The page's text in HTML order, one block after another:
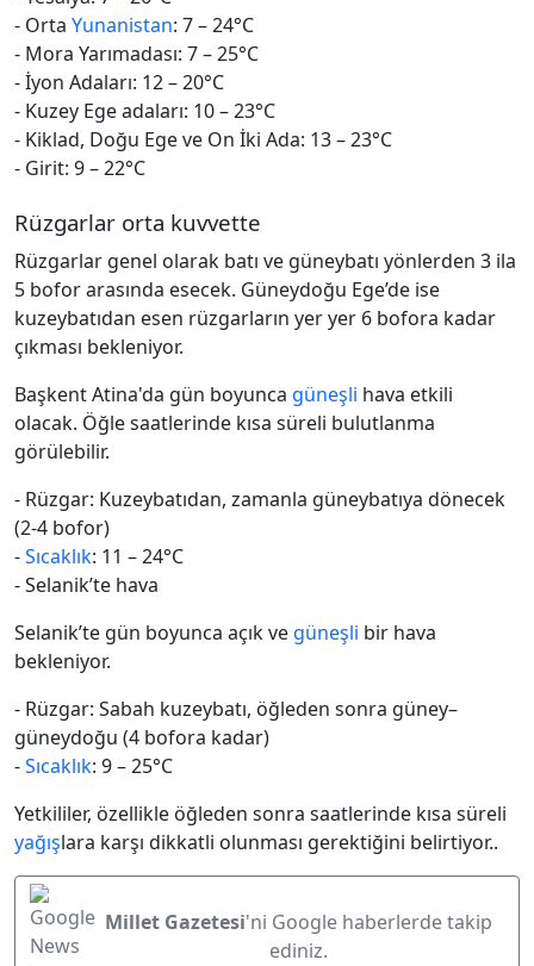
- Orta Yunanistan: 7 – 24°C
- Mora Yarımadası: 7 – 25°C
- İyon Adaları: 12 – 20°C
- Kuzey Ege adaları: 10 – 23°C
- Kiklad, Doğu Ege ve On İki Ada: 13 – 23°C
- Girit: 9 – 22°C
Rüzgarlar orta kuvvette
Rüzgarlar genel olarak batı ve güneybatı yönlerden 3 ila
5 bofor arasında esecek. Güneydoğu Ege’de ise
kuzeybatıdan esen rüzgarların yer yer 6 bofora kadar
çıkması bekleniyor.
Başkent Atina'da gün boyunca güneşli hava etkili
olacak. Öğle saatlerinde kısa süreli bulutlanma
görülebilir.
- Rüzgar: Kuzeybatıdan, zamanla güneybatıya dönecek
(2-4 bofor)
-Sıcaklık: 11 – 24°C
- Selanik’te hava
Selanik’te gün boyunca açık ve güneşli bir hava
bekleniyor.
- Rüzgar: Sabah kuzeybatı, öğleden sonra güney–
güneydoğu (4 bofora kadar)
-Sıcaklık: 9 – 25°C
Yetkililer, özellikle öğleden sonra saatlerinde kısa süreli
yağışlara karşı dikkatli olunması gerektiğini belirtiyor..
Millet Gazetesi'ni Google haberlerde takip
ediniz.